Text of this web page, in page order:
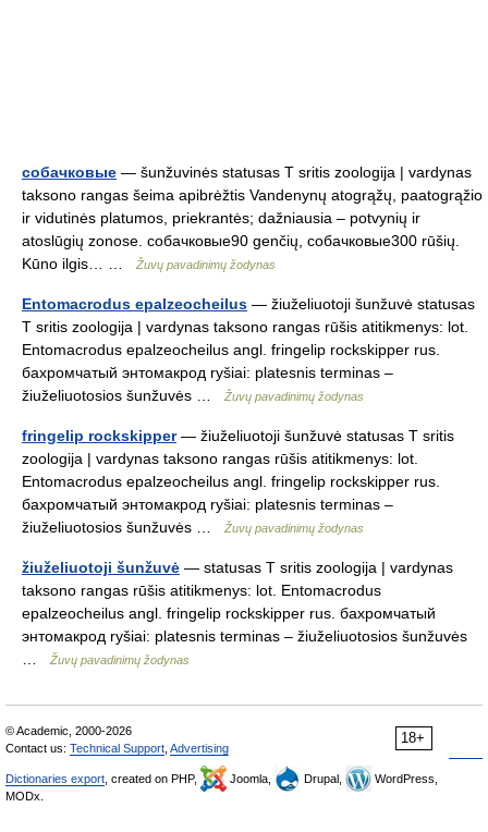
собачковые — šunžuvinės statusas T sritis zoologija | vardynas
taksono rangas šeima apibrėžtis Vandenynų atogrąžų, paatogrąžio
ir vidutinės platumos, priekrantės; dažniausia – potvynių ir
atoslūgių zonose. собачковые90 genčių, собачковые300 rūšių.
Kūno ilgis… …
Žuvų pavadinimų žodynas
Entomacrodus epalzeocheilus — žiuželiuotoji šunžuvė statusas
T sritis zoologija | vardynas taksono rangas rūšis atitikmenys: lot.
Entomacrodus epalzeocheilus angl. fringelip rockskipper rus.
бахромчатый энтомакрод ryšiai: platesnis terminas –
žiuželiuotosios šunžuvės …
Žuvų pavadinimų žodynas
fringelip rockskipper— žiuželiuotoji šunžuvė statusas T sritis
zoologija | vardynas taksono rangas rūšis atitikmenys: lot.
Entomacrodus epalzeocheilus angl. fringelip rockskipper rus.
бахромчатый энтомакрод ryšiai: platesnis terminas –
žiuželiuotosios šunžuvės …
Žuvų pavadinimų žodynas
žiuželiuotoji šunžuvė — statusas T sritis zoologija | vardynas
taksono rangas rūšis atitikmenys: lot. Entomacrodus
epalzeocheilus angl. fringelip rockskipper rus. бахромчатый
энтомакрод ryšiai: platesnis terminas – žiuželiuotosios šunžuvės
Žuvų pavadinimų žodynas
18+
© Academic, 2000-2026
Contact us: Technical Support Advertising
Dictionaries export , created on PHP, Joomla, Drupal,
WordPress,
MODx.